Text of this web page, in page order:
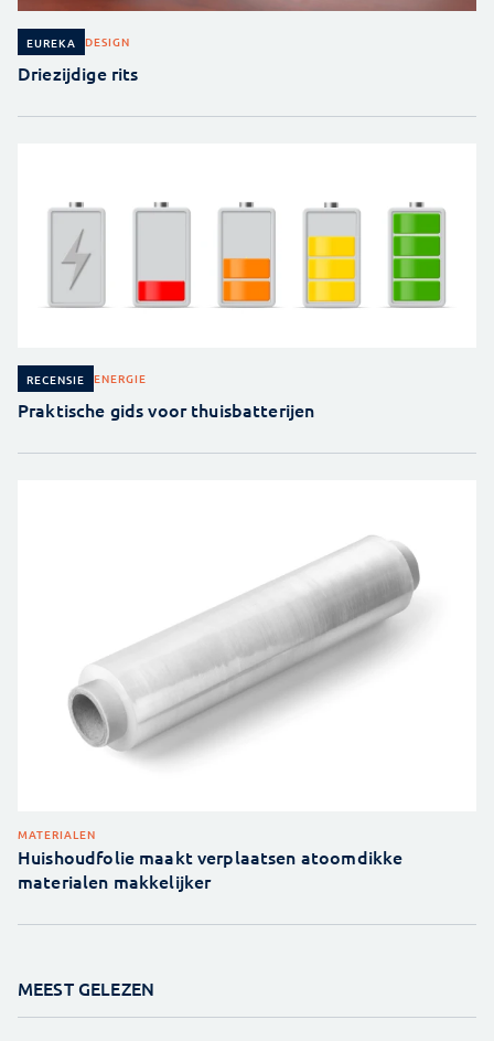
EUREKA DESIGN
Driezijdige rits
RECENSIE ENERGIE
Praktische gids voor thuisbatterijen
MATERIALEN
Huishoudfolie maakt verplaatsen atoomdikke
materialen makkelijker
MEEST GELEZEN